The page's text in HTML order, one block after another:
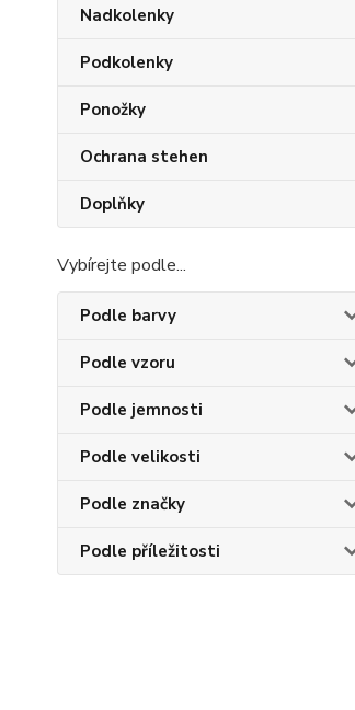
Nadkolenky
Podkolenky
Ponožky
Ochrana stehen
Doplňky
Vybírejte podle...
Podle barvy
Podle vzoru
Podle jemnosti
Podle velikosti
Podle značky
Podle příležitosti